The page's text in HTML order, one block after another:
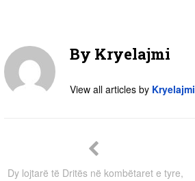
By Kryelajmi
View all articles by Kryelajmi
Dy lojtarë të Dritës në kombëtaret e tyre,